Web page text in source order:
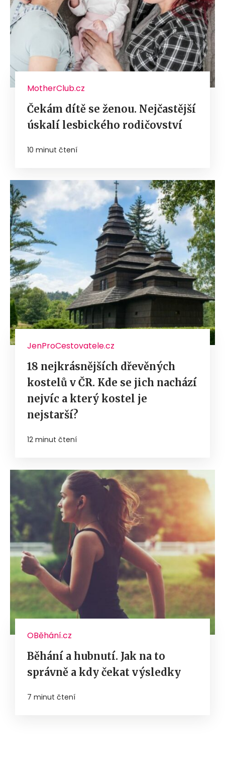
MotherClub.cz
Čekám dítě se ženou. Nejčastější
úskalí lesbického rodičovství
10 minut čtení
JenProCestovatele.cz
18 nejkrásnějších dřevěných
kostelů v ČR. Kde se jich nachází
nejvíc a který kostel je
nejstarší?
12 minut čtení
OBěhání.cz
Běhání a hubnutí. Jak na to
správně a kdy čekat výsledky
7 minut čtení